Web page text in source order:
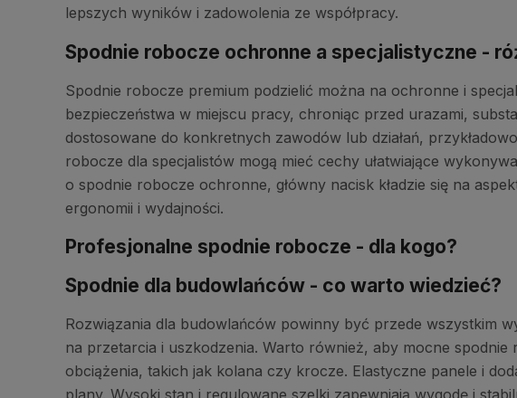
lepszych wyników i zadowolenia ze współpracy.
Spodnie robocze ochronne a specjalistyczne -
Spodnie robocze premium podzielić można na ochronne i
bezpieczeństwa w miejscu pracy, chroniąc przed urazami,
dostosowane do konkretnych zawodów lub działań,
robocze dla specjalistów mogą mieć cechy ułatwiające
o spodnie robocze ochronne, główny nacisk kładzie się na
ergonomii i wydajności.
Profesjonalne spodnie robocze - dla kogo?
Spodnie dla budowlańców - co warto wiedzieć?
Rozwiązania dla budowlańców powinny być przede wszystkim
na przetarcia i uszkodzenia. Warto również, aby mocne
obciążenia, takich jak kolana czy krocze. Elastyczne panele i